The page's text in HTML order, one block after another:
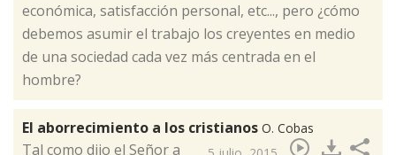
económica, satisfacción personal, etc..., pero ¿cómo
debemos asumir el trabajo los creyentes en medio
de una sociedad cada vez más centrada en el
hombre?
El aborrecimiento a los cristianos O. Cobas
​Tal como dijo el Señor a